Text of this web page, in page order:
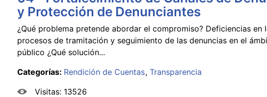
y Protección de Denunciantes
¿Qué problema pretende abordar el compromiso? Deficiencias en
procesos de tramitación y seguimiento de las denuncias en el
público ¿Qué solución...
Categorías: Rendición de Cuentas Transparencia
Visitas: 13526